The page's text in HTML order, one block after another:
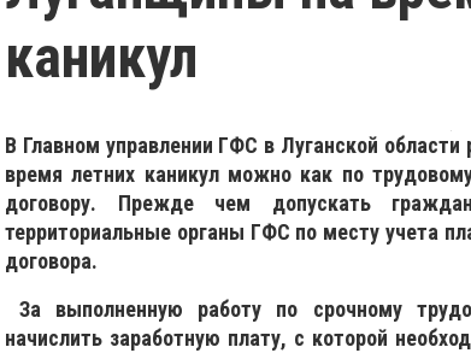
каникул
В Главном управлении ГФС в Луганской области
время летних каникул можно как по
договору. Прежде чем допускать
территориальные органы ГФС по месту учета
договора.
За выполненную работу по срочному
начислить заработную плату, с которой